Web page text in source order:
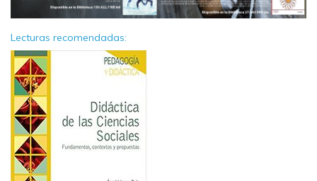
Lecturas recomendadas: